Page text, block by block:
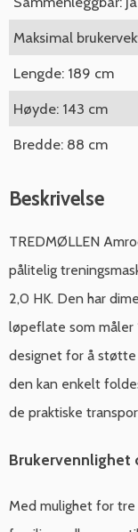
Maksimal
Lengde: 189 cm
Høyde: 143 cm
Bredde: 88 cm
Beskrivelse
TREDMØLLEN
pålitelig
2,0 HK. Den har
løpeflate som måler
designet for å støtte
den kan enkelt
de praktiske
Brukervennlighet
Med mulighet for